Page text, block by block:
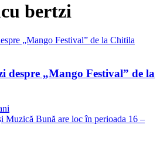
bertzi
despre „Mango Festival” de la